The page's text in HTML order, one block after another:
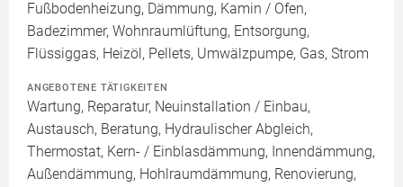
Fußbodenheizung, Dämmung, Kamin / Ofen,
Badezimmer, Wohnraumlüftung, Entsorgung,
Flüssiggas, Heizöl, Pellets, Umwälzpumpe, Gas, Strom
ANGEBOTENE TÄTIGKEITEN
Wartung, Reparatur, Neuinstallation / Einbau,
Austausch, Beratung, Hydraulischer Abgleich,
Thermostat, Kern- / Einblasdämmung, Innendämmung,
Außendämmung, Hohlraumdämmung, Renovierung,